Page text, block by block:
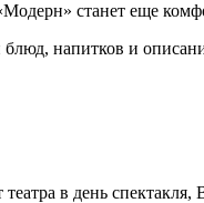
станет еще
напитков и
в день